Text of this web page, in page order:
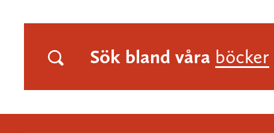
Sök bland våra böcker